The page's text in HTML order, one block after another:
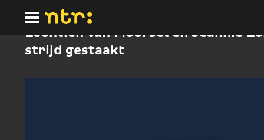
hoofdinhoud
Leontien van Moorsel en Jeannie
strijd gestaakt